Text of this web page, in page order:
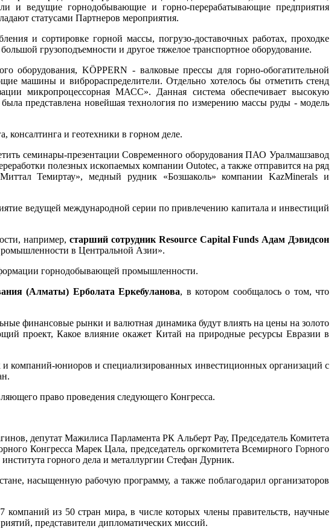
и ведущие горнодобывающие и горно-перерабатывающие предприятия
статусами Партнеров мероприятия.
и сортировке горной массы, погрузо-доставочных работах, проходке
грузоподъемности и другое тяжелое транспортное оборудование.
оборудования, KÖPPERN - валковые прессы для горно-обогатительной
и виброраспределители. Отдельно хотелось бы отметить стенд
микропроцессорная МАСС». Данная система обеспечивает высокую
представлена новейшая технология по измерению массы руды - модель
и геотехники в горном деле.
семинары-презентации Современного оборудования ПАО Уралмашзавод
полезных ископаемых компании Outotec, а также отправится на ряд
Темиртау», медный рудник «Бозшаколь» компании KazMinerals и
ведущей международной серии по привлечению капитала и инвестиций
например,старший сотрудник Resource Capital Funds Адам Дэвидсон
в Центральной Азии».
горнодобывающей промышленности.
(Алматы) Ерболата Еркебуланова, в котором сообщалось о том, что
финансовые рынки и валютная динамика будут влиять на цены на золото
проект, Какое влияние окажет Китай на природные ресурсы Евразии в
компаний-юниоров и специализированных инвестиционных организаций с
право проведения следующего Конгресса.
депутат Мажилиса Парламента РК Альберт Рау, Председатель Комитета
Конгресса Марек Цала, председатель оргкомитета Всемирного Горного
горного дела и металлургии Стефан Дурник.
насыщенную рабочую программу, а также поблагодарил организаторов
компаний из 50 стран мира, в числе которых члены правительств, научные
представители дипломатических миссий.